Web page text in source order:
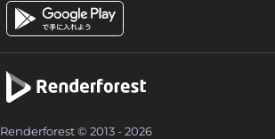
Renderforest © 2013 - 2026